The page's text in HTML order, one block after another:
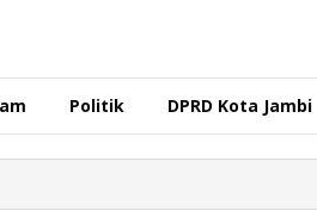
Politik DPRD Kota Jambi